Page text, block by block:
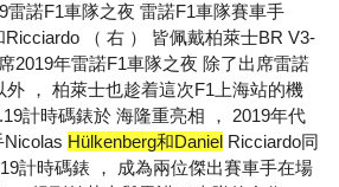
雷諾F1車隊之夜 雷諾F1車隊賽車手
Ricciardo （ 右 ） 皆佩戴柏萊士BR V3-
2019年雷諾F1車隊之夜 除了出席雷諾
外 ， 柏萊士也趁着這次F1上海站的機
計時碼錶於 海隆重亮相 ， 2019年代
Hülkenberg和Daniel Ricciardo同
計時碼錶 ， 成為兩位傑出賽車手在場